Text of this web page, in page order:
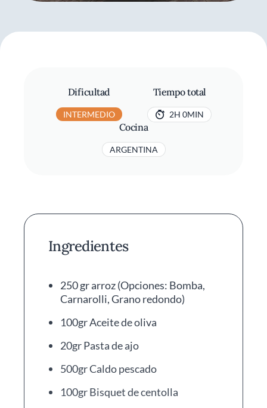
Dificultad
INTERMEDIO
Tiempo total
2H 0MIN
Cocina
ARGENTINA
Ingredientes
250 gr arroz (Opciones: Bomba,
Carnarolli, Grano redondo)
100gr Aceite de oliva
20gr Pasta de ajo
500gr Caldo pescado
100gr Bisquet de centolla